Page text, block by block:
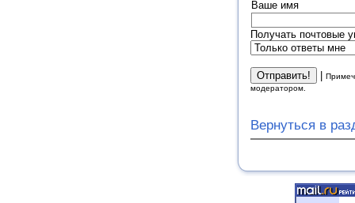
Ваше имя
Получать почтовые
модератором.
Вернуться в